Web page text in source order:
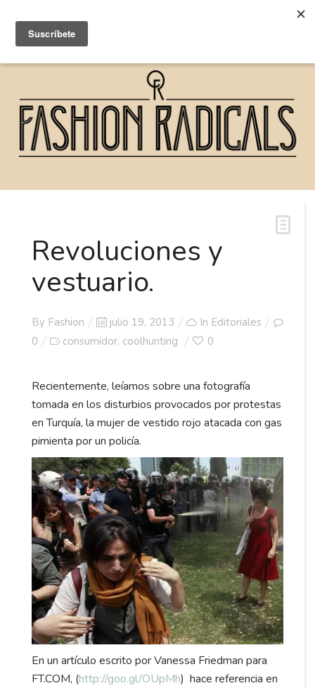
Revoluciones y
vestuario.
By Fashion
Posted
on
julio 19, 2013 In Editoriales
0
consumidor, coolhunting 0
Recientemente, leíamos sobre una fotografía
tomada en los disturbios provocados por protestas
en Turquía, la mujer de vestido rojo atacada con gas
pimienta por un policía.
En un artículo escrito por Vanessa Friedman para
FT.COM, (http://goo.gl/OUpMh) hace referencia en